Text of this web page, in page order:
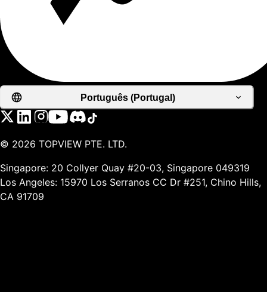
Português (Portugal)
© 2026 TOPVIEW PTE. LTD.
Singapore: 20 Collyer Quay #20-03, Singapore 049319
Los Angeles: 15970 Los Serranos CC Dr #251, Chino Hills,
CA 91709